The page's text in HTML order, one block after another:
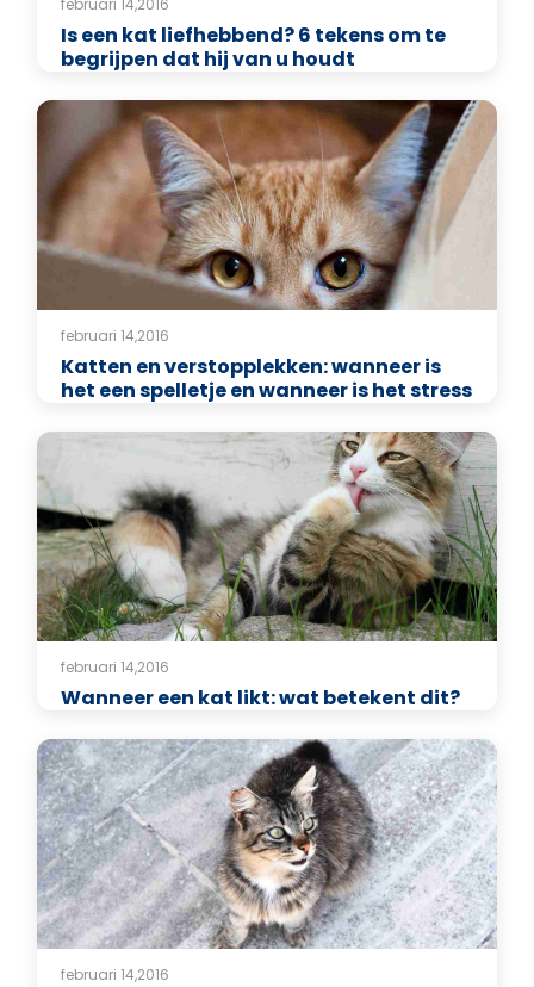
februari 14,2016
Is een kat liefhebbend? 6 tekens om te
begrijpen dat hij van u houdt
februari 14,2016
Katten en verstopplekken: wanneer is
het een spelletje en wanneer is het stress
februari 14,2016
Wanneer een kat likt: wat betekent dit?
februari 14,2016